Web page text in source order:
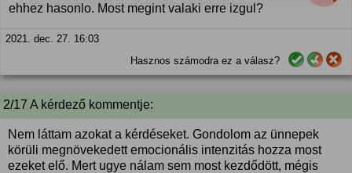
ehhez hasonlo. Most megint valaki erre izgul?
2021. dec. 27. 16:03
Hasznos számodra ez a válasz?
2/17 A kérdező kommentje:
Nem láttam azokat a kérdéseket. Gondolom az ünnepek
körüli megnövekedett emocionális intenzitás hozza most
ezeket elő. Mert ugye nálam sem most kezdődött, mégis